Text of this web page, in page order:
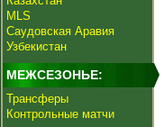
MLS
Саудовская Аравия
Узбекистан
МЕЖСЕЗОНЬЕ:
Трансферы
Контрольные матчи